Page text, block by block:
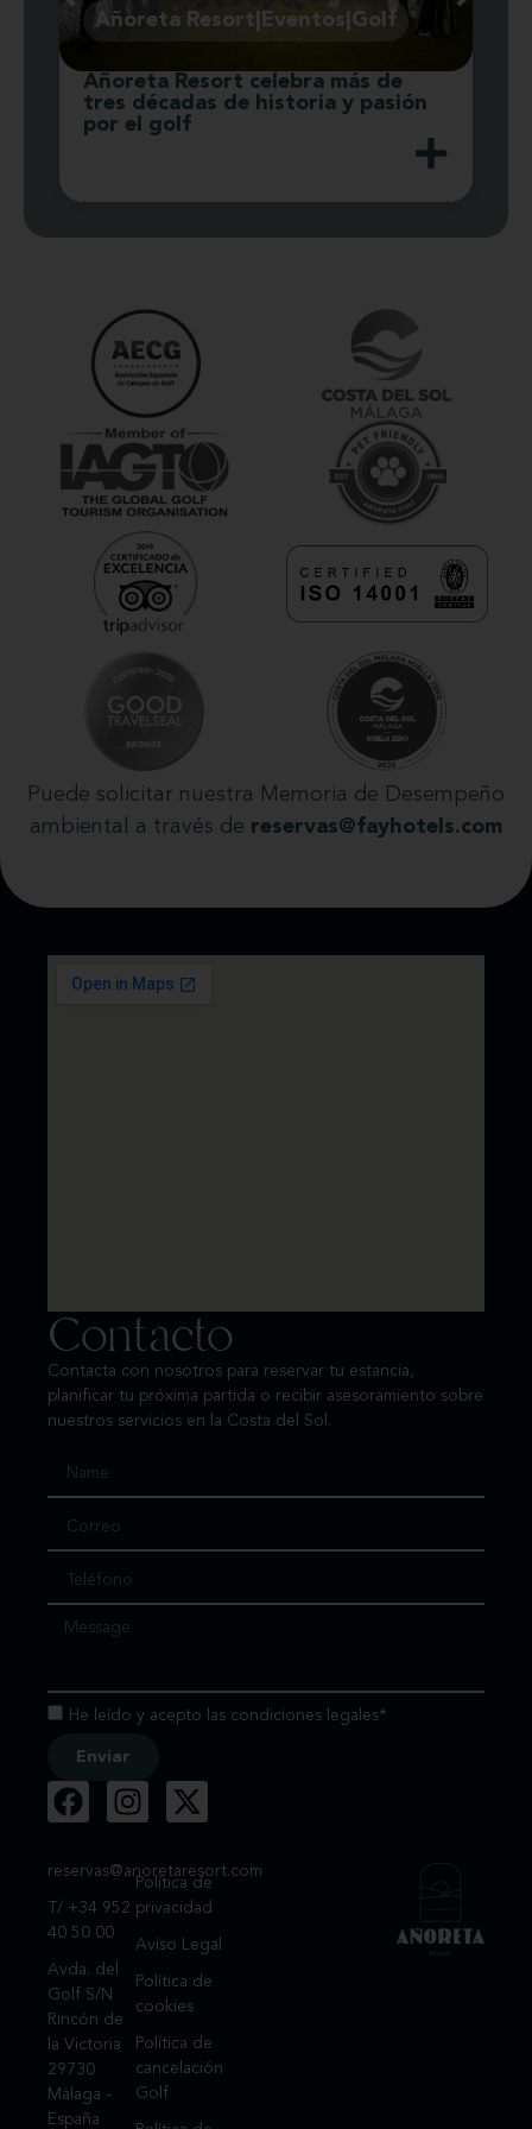
Añoreta Resort|Eventos|Golf
Añoreta Resort celebra más de
tres décadas de historia y pasión
por el golf
Puede solicitar nuestra Memoria de Desempeño
ambiental a través de reservas@fayhotels.com
Contacto
Contacta con nosotros para reservar tu estancia,
planificar tu próxima partida o recibir asesoramiento sobre
nuestros servicios en la Costa del Sol.
He leído y acepto las condiciones legales*
Enviar
reservas@anoretaresort.com
T/ +34 952
40 50 00
Avda. del
Golf S/N
Rincón de
la Victoria
29730
Málaga -
España
Política de
privacidad
Aviso Legal
Política de
cookies
Política de
cancelación
Golf